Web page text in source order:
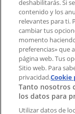
Índices
Marcas
Marcas
Negocios
Negocios
Productos
Productos
deshabilitarás. Si
contenido y los
relevantes para ti.
cambiar tus
momento
preferencias» que
página web. Tus
Sitio web. Para
privacidad.Cookie
Tanto nosotros
los datos para
Utilizar datos de